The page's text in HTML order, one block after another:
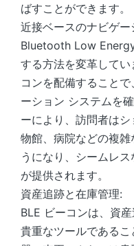
ばすことができます。
近接ベースのナビゲ
Bluetooth Low
する方法を変革して
コンを配備すること
ーション システムを
ーにより、訪問者は
物館、病院などの複
うになり、シームレ
が提供されます。
資産追跡と在庫管理:
BLE ビーコンは、資
貴重なツールである